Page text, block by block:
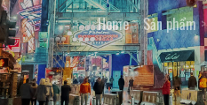
Home Sản phẩm